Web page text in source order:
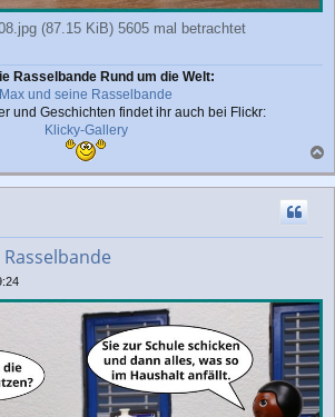
(87.15 KiB) 5605 mal betrachtet
Rasselbande Rund um die Welt:
Max und seine Rasselbande
und Geschichten findet ihr auch bei Flickr:
Klicky-Gallery
a
c